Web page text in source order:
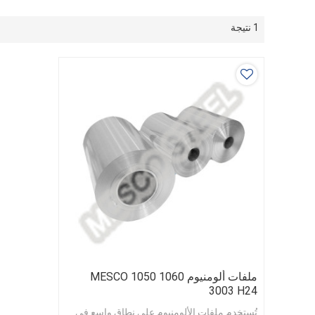
1 نتيجة
ملفات ألومنيوم MESCO 1050 1060
3003 H24
تُستخدم ملفات الألومنيوم على نطاق واسع في